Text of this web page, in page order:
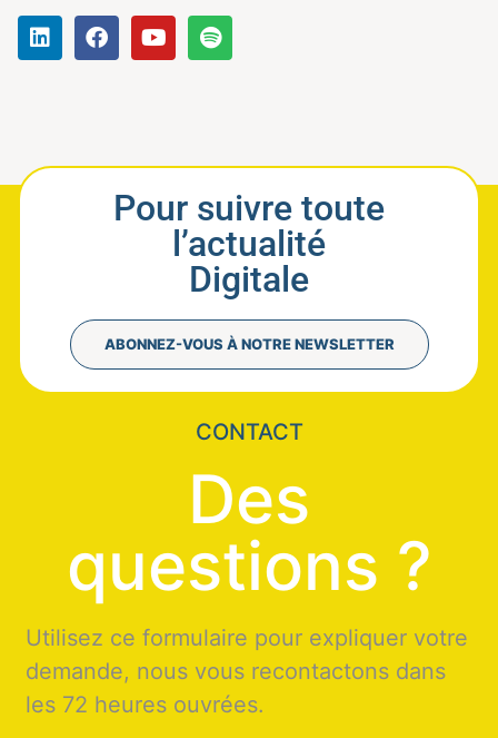
Pour suivre toute
l’actualité
Digitale
ABONNEZ-VOUS À NOTRE NEWSLETTER
CONTACT
Des
questions ?
Utilisez ce formulaire pour expliquer votre
demande, nous vous recontactons dans
les 72 heures ouvrées.